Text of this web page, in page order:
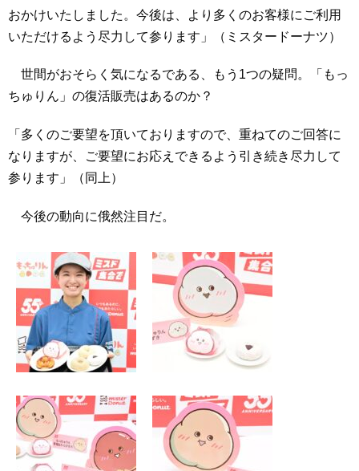
おかけいたしました。今後は、より多くのお客様にご利用
いただけるよう尽力して参ります」（ミスタードーナツ）
世間がおそらく気になるである、もう1つの疑問。「もっ
ちゅりん」の復活販売はあるのか？
「多くのご要望を頂いておりますので、重ねてのご回答に
なりますが、ご要望にお応えできるよう引き続き尽力して
参ります」（同上）
今後の動向に俄然注目だ。